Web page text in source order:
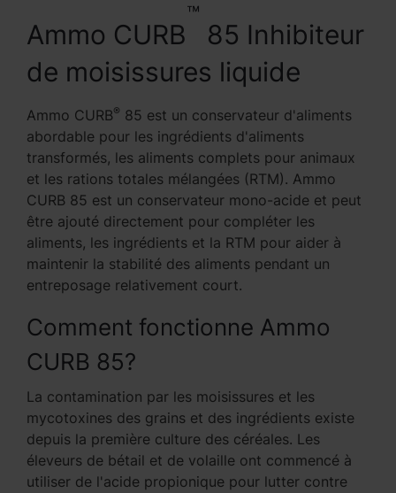
Ammo CURB
™
85 Inhibiteur
de moisissures liquide
Ammo CURB® 85 est un conservateur d'aliments
abordable pour les ingrédients d'aliments
transformés, les aliments complets pour animaux
et les rations totales mélangées (RTM). Ammo
CURB 85 est un conservateur mono-acide et peut
être ajouté directement pour compléter les
aliments, les ingrédients et la RTM pour aider à
maintenir la stabilité des aliments pendant un
entreposage relativement court.
Comment fonctionne Ammo
CURB 85?
La contamination par les moisissures et les
mycotoxines des grains et des ingrédients existe
depuis la première culture des céréales. Les
éleveurs de bétail et de volaille ont commencé à
utiliser de l'acide propionique pour lutter contre